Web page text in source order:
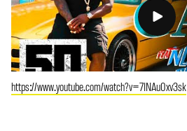
https://www.youtube.com/watch?v=7INAu0xv3sk